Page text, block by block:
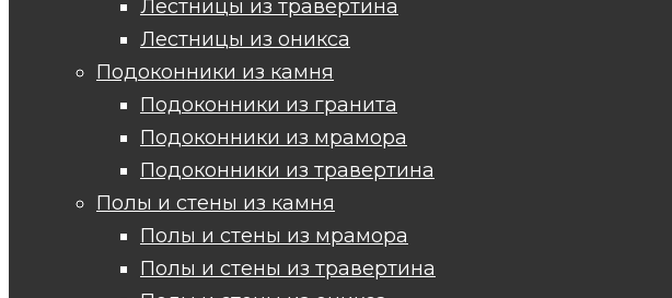
Лестницы из травертина
Лестницы из оникса
Подоконники из камня
Подоконники из гранита
Подоконники из мрамора
Подоконники из травертина
Полы и стены из камня
Полы и стены из мрамора
Полы и стены из травертина